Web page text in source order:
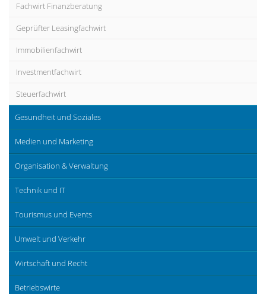
Fachwirt Finanzberatung
Geprüfter Leasingfachwirt
Immobilienfachwirt
Investmentfachwirt
Steuerfachwirt
Gesundheit und Soziales
Medien und Marketing
Organisation & Verwaltung
Technik und IT
Tourismus und Events
Umwelt und Verkehr
Wirtschaft und Recht
Betriebswirte